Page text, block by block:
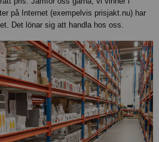
på Internet (exempelvis prisjakt.nu) har
Det lönar sig att handla hos oss.